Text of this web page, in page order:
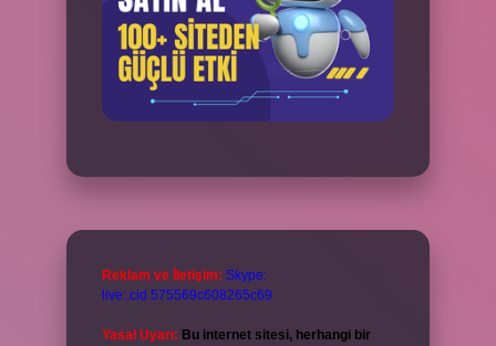
Reklam ve İletişim: Skype:
live:.cid.575569c608265c69
Yasal Uyarı: Bu internet sitesi, herhangi bir